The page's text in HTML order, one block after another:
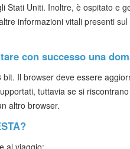
Stati Uniti. Inoltre, è ospitato e
informazioni vitali presenti
con successo una
Il browser deve essere
tuttavia se si
altro browser.
al viaggio: